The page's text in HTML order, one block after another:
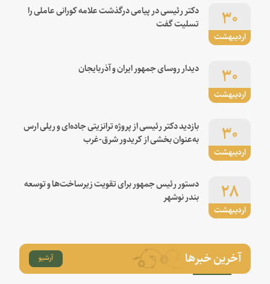
اردیبهشت
۳۰
دکتر رئیسی در پیامی درگذشت علامه کورانی عاملی را
تسلیت گفت
اردیبهشت
۳۰ دیدار روسای جمهور ایران و آذربایجان
اردیبهشت
۳۰
بازدید دکتر رئیسی از پروژه ترانزیتی جاده‌ای و ریلی ارس
به‌عنوان بخشی از کریدور شرق-غرب
اردیبهشت
۲۸
دستور رئیس جمهور برای تقویت زیرساخت‌ها و توسعه
بندر نوشهر
آخرین خبرها آرشیو